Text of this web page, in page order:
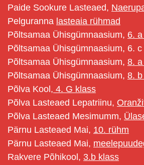
Paide Sookure Lasteaed,
Pelguranna lasteaia rühmad
Põltsamaa Ühisgümnaasium, 6.
Põltsamaa Ühisgümnaasium, 6.
Põltsamaa Ühisgümnaasium, 8.
Põltsamaa Ühisgümnaasium, 8.
Põlva Kool, 4. G klass
Põlva Lasteaed Lepatriinu,
Põlva Lasteaed Mesimumm,
Pärnu Lasteaed Mai, 10. rühm
Pärnu Lasteaed Mai,
Rakvere Põhikool, 3.b klass